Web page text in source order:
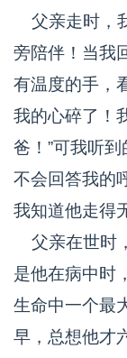
父亲走时，
旁陪伴！当我
有温度的手，
我的心碎了！
爸！”可我听
不会回答我的
我知道他走得
父亲在世时
是他在病中时
生命中一个最
早，总想他才